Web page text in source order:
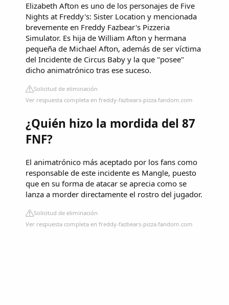
Elizabeth Afton es uno de los personajes de Five
Nights at Freddy's: Sister Location y mencionada
brevemente en Freddy Fazbear's Pizzeria
Simulator. Es hija de William Afton y hermana
pequeña de Michael Afton, además de ser víctima
del Incidente de Circus Baby y la que "posee"
dicho animatrónico tras ese suceso.
Solicitud de eliminación
Ver respuesta completa en freddy-fazbears-pizza.fandom.com
¿Quién hizo la mordida del 87
FNF?
El animatrónico más aceptado por los fans como
responsable de este incidente es Mangle, puesto
que en su forma de atacar se aprecia como se
lanza a morder directamente el rostro del jugador.
Solicitud de eliminación
Ver respuesta completa en freddy-fazbears-pizza.fandom.com